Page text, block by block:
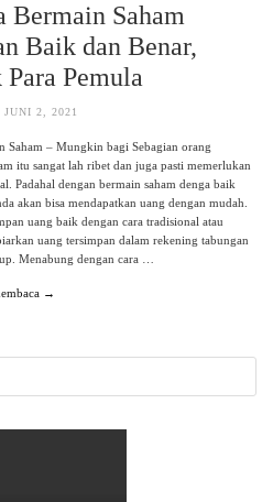
Bermain Saham
Baik dan Benar,
Pemula
JUNI 2, 2021
Saham – Mungkin bagi Sebagian orang
itu sangat lah ribet dan juga pasti memerlukan
Padahal dengan bermain saham denga baik
akan bisa mendapatkan uang dengan mudah.
uang baik dengan cara tradisional atau
uang tersimpan dalam rekening tabungan
Menabung dengan cara …
→